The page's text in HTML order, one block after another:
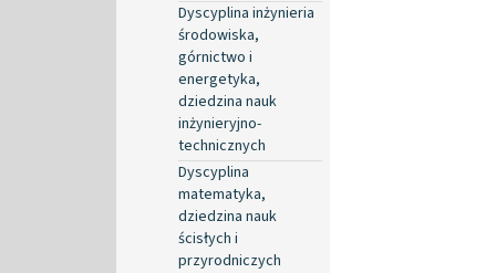
Dyscyplina inżynieria
środowiska,
górnictwo i
energetyka,
dziedzina nauk
inżynieryjno-
technicznych
Dyscyplina
matematyka,
dziedzina nauk
ścisłych i
przyrodniczych